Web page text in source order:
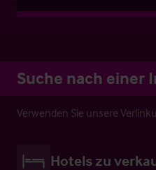
Suche nach einer
Verwenden Sie unsere
Hotels zu